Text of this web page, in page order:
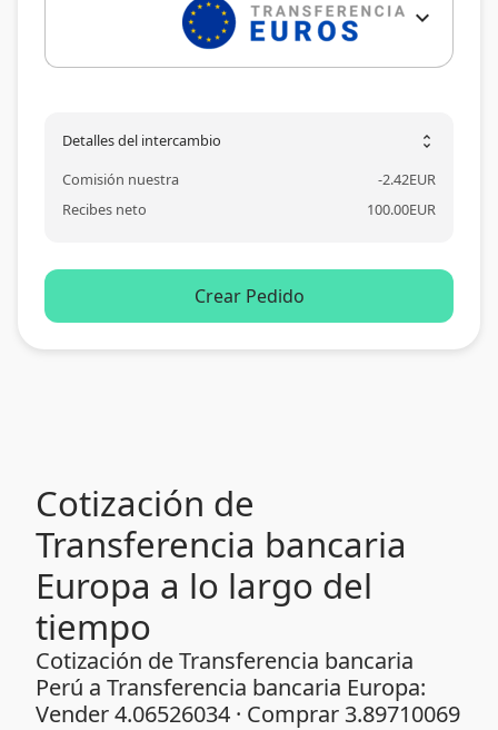
expand_more
Detalles del intercambio unfold_more
Comisión nuestra -2.42EUR
Recibes neto
100.00EUR
Crear Pedido
Cotización de
Transferencia bancaria
Europa a lo largo del
tiempo
Cotización de Transferencia bancaria
Perú a Transferencia bancaria Europa:
Vender 4.06526034 · Comprar 3.89710069